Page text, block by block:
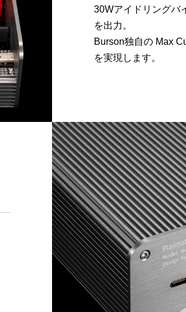
30Wアイドリングバ
を出力。
Burson独自の Max
を実現します。